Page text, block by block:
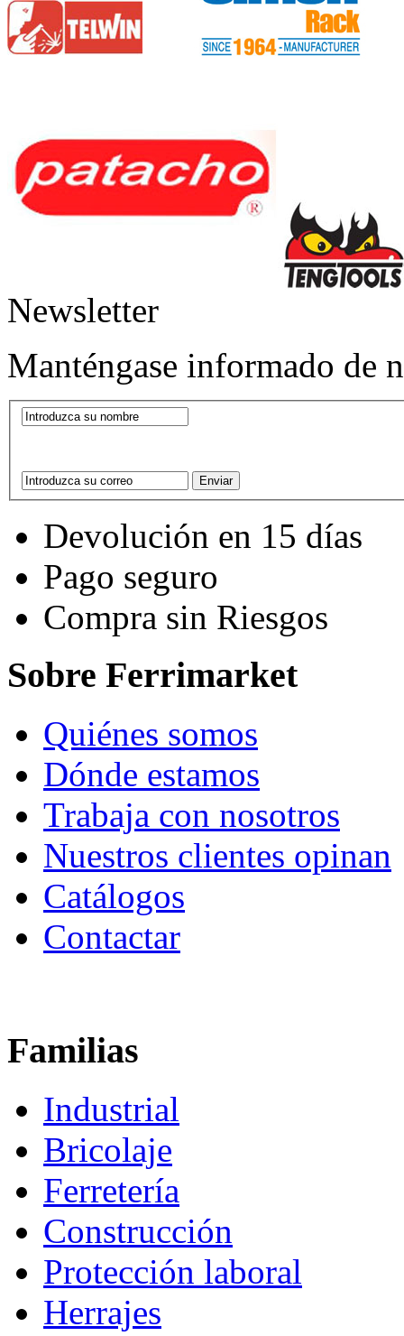
Newsletter
Manténgase informado de
Devolución en 15 días
Pago seguro
Compra sin Riesgos
Sobre Ferrimarket
Quiénes somos
Dónde estamos
Trabaja con nosotros
Nuestros clientes opinan
Catálogos
Contactar
Familias
Industrial
Bricolaje
Ferretería
Construcción
Protección laboral
Herrajes